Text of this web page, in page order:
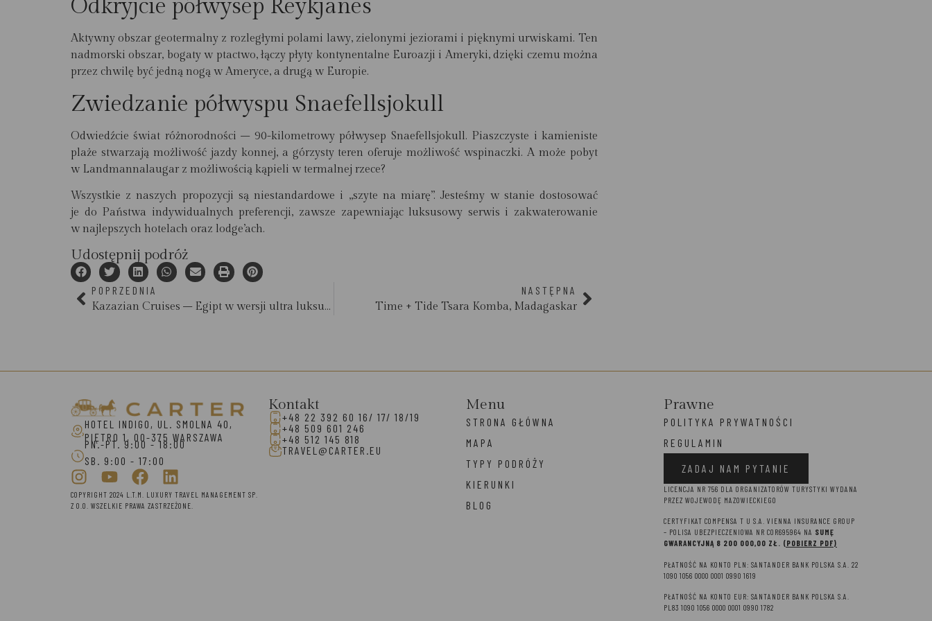
Odkryjcie półwysep Reykjanes
Aktywny obszar geotermalny z rozległymi polami lawy, zielonymi jeziorami i pięknymi urwiskami. Ten
nadmorski obszar, bogaty w ptactwo, łączy płyty kontynentalne Euroazji i Ameryki, dzięki czemu można
przez chwilę być jedną nogą w Ameryce, a drugą w Europie.
Zwiedzanie półwyspu Snaefellsjokull
Odwiedźcie świat różnorodności – 90-kilometrowy półwysep Snaefellsjokull. Piaszczyste i kamieniste
plaże stwarzają możliwość jazdy konnej, a górzysty teren oferuje możliwość wspinaczki. A może pobyt
w Landmannalaugar z możliwością kąpieli w termalnej rzece?
Wszystkie z naszych propozycji są niestandardowe i „szyte na miarę”. Jesteśmy w stanie dostosować
je do Państwa indywidualnych preferencji, zawsze zapewniając luksusowy serwis i zakwaterowanie
w najlepszych hotelach oraz lodge’ach.
Udostępnij podróż
POPRZEDNIA
Kazazian Cruises – Egipt w wersji ultra luksusowej
NASTĘPNA
Time + Tide Tsara Komba, Madagaskar
HOTEL INDIGO, UL. SMOLNA 40,
PIĘTRO 1, 00-375 WARSZAWA
PN.-PT. 9:00 - 18:00
SB. 9:00 - 17:00
COPYRIGHT 2024 L.T.M. LUXURY TRAVEL MANAGEMENT SP.
Z O.O. WSZELKIE PRAWA ZASTRZEŻONE.
Kontakt
+48 22 392 60 16/ 17/ 18/19
+48 509 601 246
+48 512 145 818
TRAVEL@CARTER.EU
Menu
STRONA GŁÓWNA
MAPA
TYPY PODRÓŻY
KIERUNKI
BLOG
Prawne
POLITYKA PRYWATNOŚCI
REGULAMIN
ZADAJ NAM PYTANIE
LICENCJA NR 756 DLA ORGANIZATORÓW TURYSTYKI WYDANA
PRZEZ WOJEWODĘ MAZOWIECKIEGO
CERTYFIKAT COMPENSA T U S.A. VIENNA INSURANCE GROUP
– POLISA UBEZPIECZENIOWA NR COR695964 NA SUMĘ
GWARANCYJNĄ 8 200 000,00 ZŁ. (POBIERZ PDF)
PŁATNOŚĆ NA KONTO PLN: SANTANDER BANK POLSKA S.A. 22
1090 1056 0000 0001 0990 1619
PŁATNOŚĆ NA KONTO EUR: SANTANDER BANK POLSKA S.A.
PL83 1090 1056 0000 0001 0990 1782